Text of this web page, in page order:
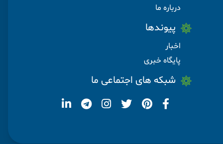
درباره ما
پیوندها
اخبار
پایگاه خبری
شبکه های اجتماعی ما